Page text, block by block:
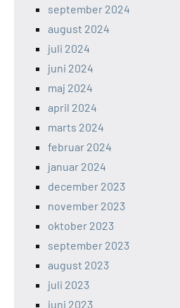
september 2024
august 2024
juli 2024
juni 2024
maj 2024
april 2024
marts 2024
februar 2024
januar 2024
december 2023
november 2023
oktober 2023
september 2023
august 2023
juli 2023
juni 2023